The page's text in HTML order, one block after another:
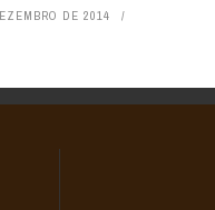
DE 2014